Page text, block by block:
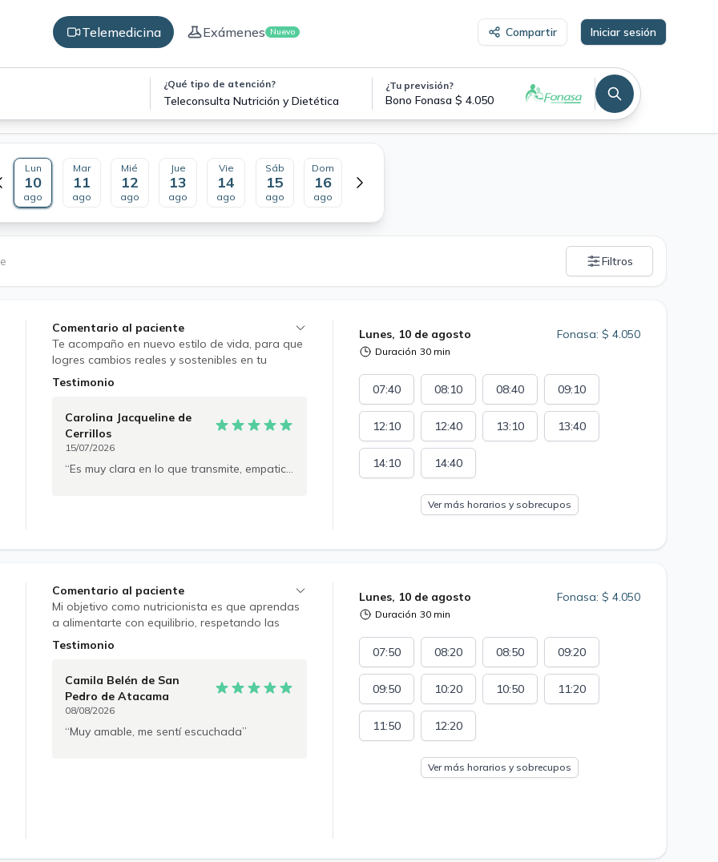
Telemedicina Exámenes Nuevo Compartir Iniciar sesión
¿Qué tipo de atención?
Teleconsulta Nutrición y Dietética
¿Tu previsión?
Bono Fonasa $ 4.050
Lun
10
ago
Mar
11
ago
Mié
12
ago
Jue
13
ago
Vie
14
ago
Sáb
15
ago
Dom
16
ago
Filtros
Lunes, 10 de agosto
Duración 30 min
Fonasa: $ 4.050
07:40 08:10 08:40 09:10
12:10 12:40 13:10 13:40
14:10 14:40
Ver más horarios y sobrecupos
Comentario al paciente
Te acompaño en nuevo estilo de vida, para que
logres cambios reales y sostenibles en tu
alimentación.
Testimonio
Carolina Jacqueline de
Cerrillos
15/07/2026
Es muy clara en lo que transmite, empatica.
Lunes, 10 de agosto
Duración 30 min
Fonasa: $ 4.050
07:50 08:20 08:50 09:20
09:50 10:20 10:50 11:20
11:50 12:20
Ver más horarios y sobrecupos
Comentario al paciente
Mi objetivo como nutricionista es que aprendas
a alimentarte con equilibrio, respetando las
señales de tu cuerpo y construyendo hábitos
Testimonio
Camila Belén de San
Pedro de Atacama
08/08/2026
Muy amable, me sentí escuchada